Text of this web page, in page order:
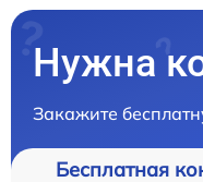
Нужна
Закажите
Бесплатная